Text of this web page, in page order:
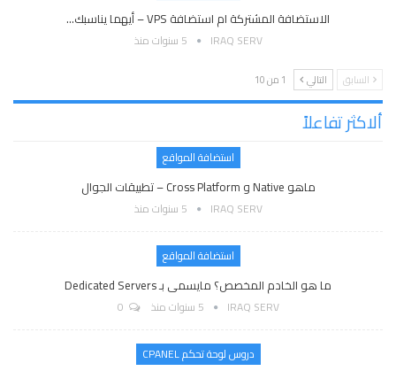
الاستضافة المشتركة ام استضافة VPS – أيهما يناسبك…
IRAQ SERV 5 سنوات منذ
السابق التالي 1 من 10
ألاكثر تفاعلاً
استضافة المواقع
ماهو Native و Cross Platform – تطبيقات الجوال
IRAQ SERV 5 سنوات منذ
استضافة المواقع
ما هو الخادم المخصص؟ مايسمى بـ Dedicated Servers
IRAQ SERV 5 سنوات منذ
دروس لوحة تحكم CPANEL